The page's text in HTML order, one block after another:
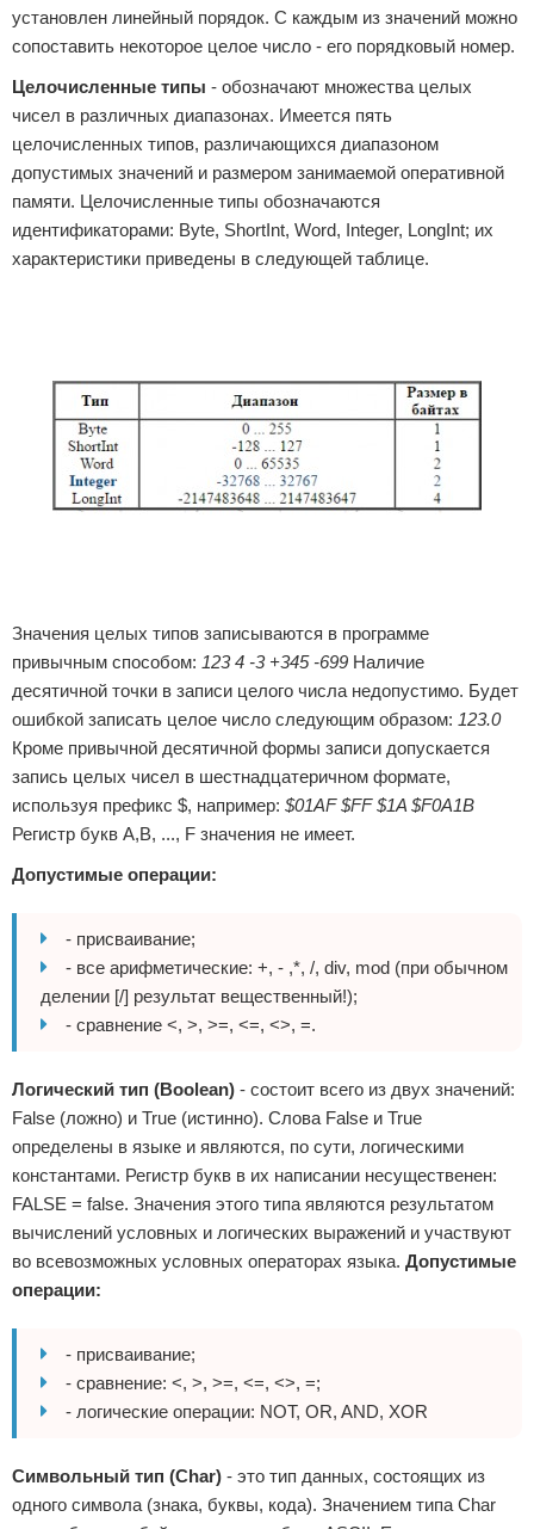
установлен линейный порядок. С каждым из значений можно
сопоставить некоторое целое число - его порядковый номер.
Целочисленные типы - обозначают множества целых
чисел в различных диапазонах. Имеется пять
целочисленных типов, различающихся диапазоном
допустимых значений и размером занимаемой оперативной
памяти. Целочисленные типы обозначаются
идентификаторами: Byte, ShortInt, Word, Integer, LongInt; их
характеристики приведены в следующей таблице.
Значения целых типов записываются в программе
привычным способом: 123 4 -3 +345 -699 Наличие
десятичной точки в записи целого числа недопустимо. Будет
ошибкой записать целое число следующим образом: 123.0
Кроме привычной десятичной формы записи допускается
запись целых чисел в шестнадцатеричном формате,
используя префикс $, например: $01AF $FF $1A $F0A1B
Регистр букв A,B, ..., F значения не имеет.
Допустимые операции:
- присваивание;
- все арифметические: +, - ,*, /, div, mod (при обычном
делении [/] результат вещественный!);
- сравнение <, >, >=, <=, <>, =.
Логический тип (Boolean) - состоит всего из двух значений:
False (ложно) и True (истинно). Слова False и True
определены в языке и являются, по сути, логическими
константами. Регистр букв в их написании несущественен:
FALSE = false. Значения этого типа являются результатом
вычислений условных и логических выражений и участвуют
во всевозможных условных операторах языка. Допустимые
операции:
- присваивание;
- сравнение: <, >, >=, <=, <>, =;
- логические операции: NOT, OR, AND, XOR
Символьный тип (Char) - это тип данных, состоящих из
одного символа (знака, буквы, кода). Значением типа Char